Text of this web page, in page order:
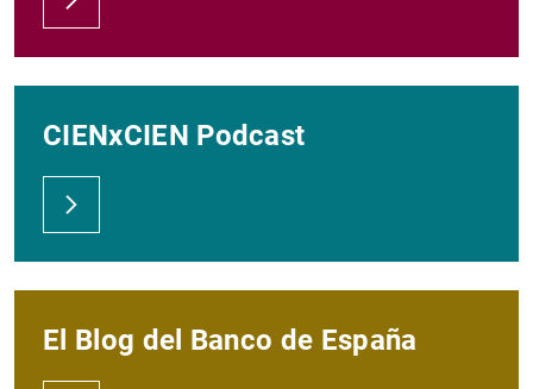
CIENxCIEN Podcast
El Blog del Banco de España